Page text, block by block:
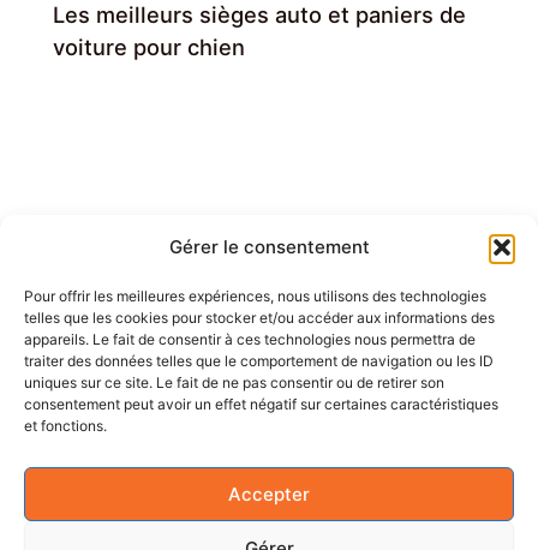
Gérer le consentement
Pour offrir les meilleures expériences, nous utilisons des technologies
telles que les cookies pour stocker et/ou accéder aux informations des
appareils. Le fait de consentir à ces technologies nous permettra de
traiter des données telles que le comportement de navigation ou les ID
uniques sur ce site. Le fait de ne pas consentir ou de retirer son
consentement peut avoir un effet négatif sur certaines caractéristiques
et fonctions.
Accepter
Les meilleurs sièges auto et paniers de
voiture pour chien
Contactez-nous !
Un Partenariat ?
Contactez-nous par mail, expliquez-nous votre activité et nous
contact@pharmachien.fr